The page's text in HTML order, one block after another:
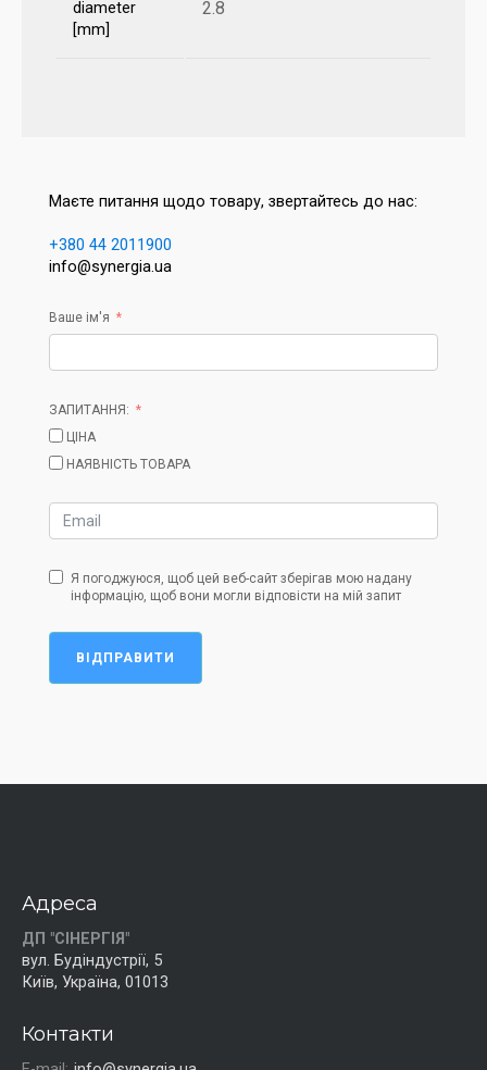
diameter
[mm]
2.8
Маєте питання щодо товару, звертайтесь до нас:
+380 44 2011900
info@synergia.ua
Ваше ім'я
ЗАПИТАННЯ:
ЦІНА
НАЯВНІСТЬ ТОВАРА
Я погоджуюся, щоб цей веб-сайт зберігав мою надану
інформацію, щоб вони могли відповісти на мій запит
ВІДПРАВИТИ
Адреса
ДП "СІНЕРГІЯ"
вул. Будіндустрії, 5
Київ, Україна, 01013
Контакти